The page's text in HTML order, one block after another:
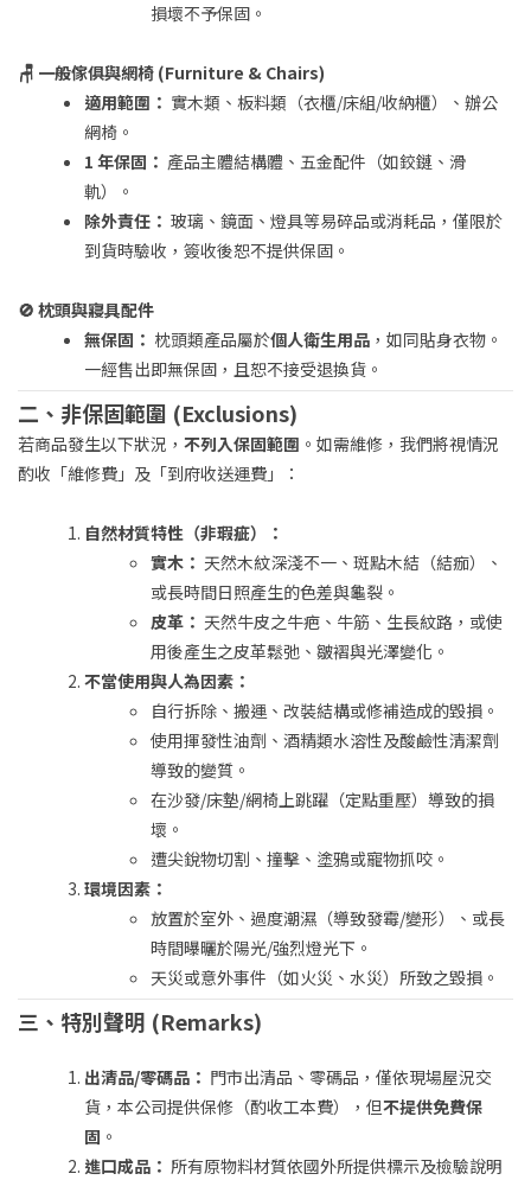
損壞不予保固。
🪑 一般傢俱與網椅 (Furniture & Chairs)
適用範圍： 實木類、板料類（衣櫃/床組/收納櫃）、辦公
網椅。
1 年保固： 產品主體結構體、五金配件（如鉸鏈、滑
軌）。
除外責任： 玻璃、鏡面、燈具等易碎品或消耗品，僅限於
到貨時驗收，簽收後恕不提供保固。
🚫 枕頭與寢具配件
無保固： 枕頭類產品屬於個人衛生用品 ，如同貼身衣物。
一經售出即無保固，且恕不接受退換貨。
二、非保固範圍 (Exclusions)
若商品發生以下狀況， 不列入保固範圍 。如需維修，我們將視情況
酌收「維修費」及「到府收送運費」：
自然材質特性（非瑕疵）：
實木： 天然木紋深淺不一、斑點木結（結痂）、
或長時間日照產生的色差與龜裂。
皮革： 天然牛皮之牛疤、牛筋、生長紋路，或使
用後產生之皮革鬆弛、皺褶與光澤變化。
不當使用與人為因素：
自行拆除、搬運、改裝結構或修補造成的毀損。
使用揮發性油劑、酒精類水溶性及酸鹼性清潔劑
導致的變質。
在沙發/床墊/網椅上跳躍（定點重壓）導致的損
壞。
遭尖銳物切割、撞擊、塗鴉或寵物抓咬。
環境因素：
放置於室外、過度潮濕（導致發霉/變形）、或長
時間曝曬於陽光/強烈燈光下。
天災或意外事件（如火災、水災）所致之毀損。
三、特別聲明 (Remarks)
出清品/零碼品： 門市出清品、零碼品，僅依現場屋況交
貨，本公司提供保修（酌收工本費），但不提供免費保
固 。
進口成品： 所有原物料材質依國外所提供標示及檢驗說明